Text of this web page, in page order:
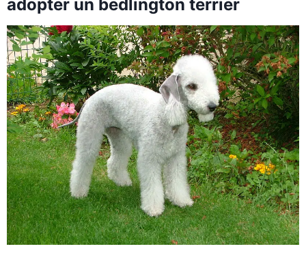
adopter un bedlington terrier